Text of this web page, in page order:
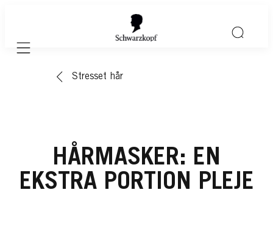
Mobile navigation
Stresset hår
HÅRMASKER: EN
EKSTRA PORTION PLEJE